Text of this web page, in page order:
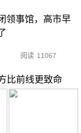
领事馆，高市早
阅读 11067
比前线更致命